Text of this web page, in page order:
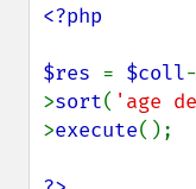
<?php
$res = $coll
>sort( 'age
>execute();